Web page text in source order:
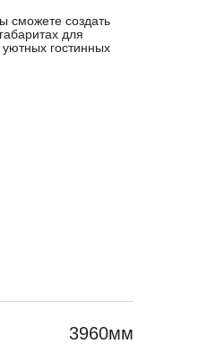
сможете создать
для
гостинных
3960мм